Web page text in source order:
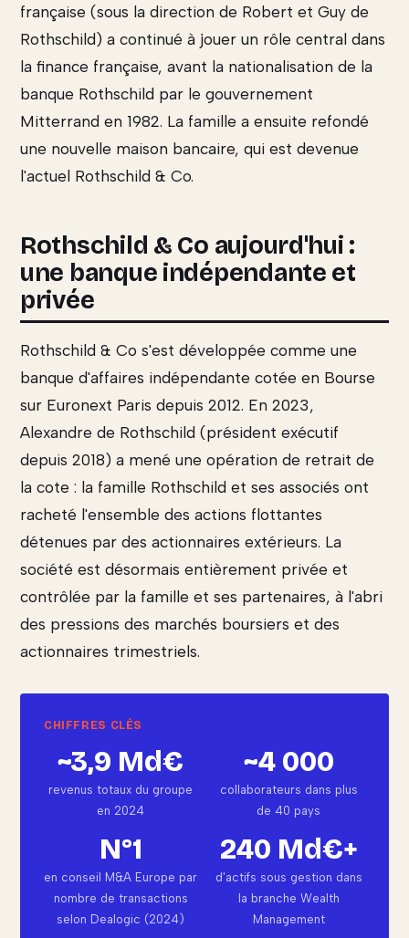
française (sous la direction de Robert et Guy de
Rothschild) a continué à jouer un rôle central dans
la finance française, avant la nationalisation de la
banque Rothschild par le gouvernement
Mitterrand en 1982. La famille a ensuite refondé
une nouvelle maison bancaire, qui est devenue
l'actuel Rothschild & Co.
Rothschild & Co aujourd'hui :
une banque indépendante et
privée
Rothschild & Co s'est développée comme une
banque d'affaires indépendante cotée en Bourse
sur Euronext Paris depuis 2012. En 2023,
Alexandre de Rothschild (président exécutif
depuis 2018) a mené une opération de retrait de
la cote : la famille Rothschild et ses associés ont
racheté l'ensemble des actions flottantes
détenues par des actionnaires extérieurs. La
société est désormais entièrement privée et
contrôlée par la famille et ses partenaires, à l'abri
des pressions des marchés boursiers et des
actionnaires trimestriels.
~3,9 Md€
revenus totaux du groupe
en 2024
~4 000
collaborateurs dans plus
de 40 pays
N°1
en conseil M&A Europe par
nombre de transactions
selon Dealogic (2024)
240 Md€+
d'actifs sous gestion dans
la branche Wealth
Management